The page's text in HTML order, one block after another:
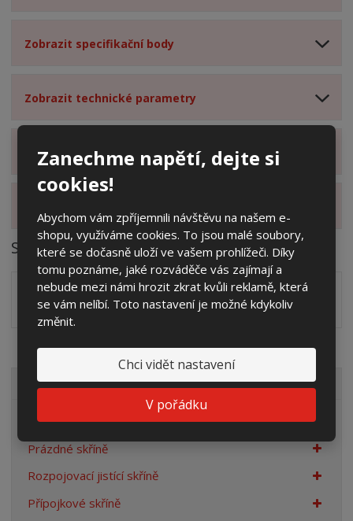
Zanechme napětí, dejte si
cookies!
Abychom vám zpříjemnili návštěvu na našem e-
shopu, využíváme cookies. To jsou malé soubory,
které se dočasně uloží ve vašem prohlížeči. Díky
tomu poznáme, jaké rozváděče vás zajímají a
nebude mezi námi hrozit zkrat kvůli reklamě, která
se vám nelíbí. Toto nastavení je možné kdykoliv
změnit.
Chci vidět nastavení
V pořádku
Zobrazit specifikační body
Zobrazit technické parametry
Zobrazit hodnocení produktu
Soubory ke stažení
Zakótovaný nákres skříní systému Modul včetně rozložení
zálisků ve formátu PDF pdf (509.02 Kb)
VŠECHNY KATEGORIE
Elektroměrové rozvaděče
Prázdné skříně
Rozpojovací jistící skříně
Přípojkové skříně